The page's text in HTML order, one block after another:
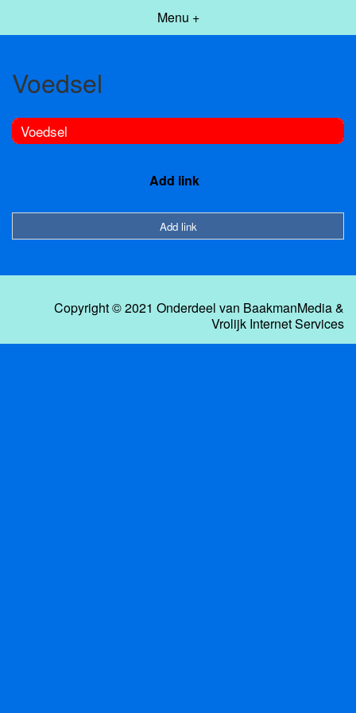
Menu +
Voedsel
Voedsel
Add link
Add link
Copyright © 2021 Onderdeel van BaakmanMedia&
Vrolijk Internet Services